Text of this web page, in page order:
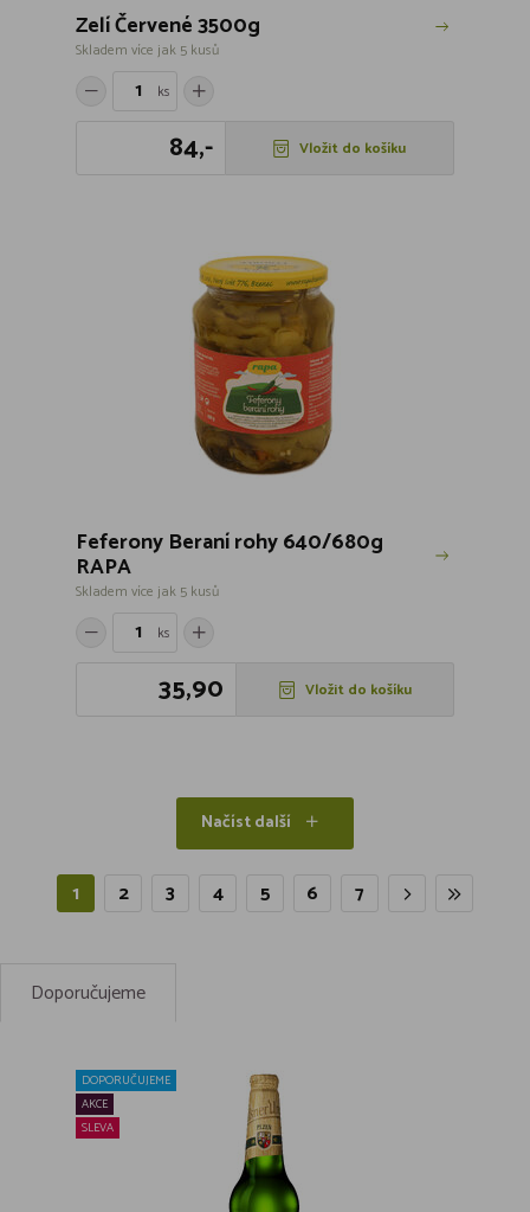
Zelí Červené 3500g
Skladem více jak 5 kusů
ks
84,- Vložit do košíku
Feferony Beraní rohy 640/680g
RAPA
Skladem více jak 5 kusů
ks
35,90 Vložit do košíku
Načíst další
1 2 3 4 5 6 7
Doporučujeme
DOPORUČUJEME
AKCE
SLEVA